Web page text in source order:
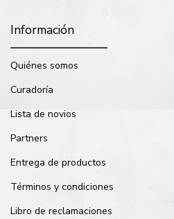
Información
Quiénes somos
Curadoría
Lista de novios
Partners
Entrega de productos
Términos y condiciones
Libro de reclamaciones